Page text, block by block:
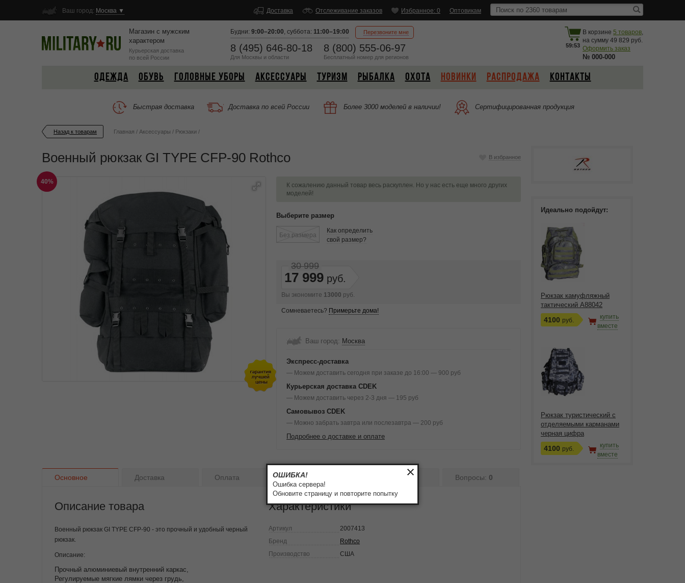
Ваш город: Москва ▼ Доставка Отслеживание заказов Избранное: 0 Оптовикам
Магазин с мужским
характером
Курьерская доставка
по всей России
Будни: 9:00–20:00, суббота: 11:00–19:00
8 (495) 646-80-18
Для Москвы и области
8 (800) 555-06-97
Бесплатный номер для регионов
Перезвоните мне
59:53
В корзине 5 товаров,
на сумму 49 829
Оформить заказ
№ 000-000
ОДЕЖДА ОБУВЬ ГОЛОВНЫЕ УБОРЫ АКСЕССУАРЫ ТУРИЗМ РЫБАЛКА ОХОТА НОВИНКИ РАСПРОДАЖА КОНТАКТЫ
Быстрая доставка Доставка по всей России Более 3000 моделей в наличии! Сертифицированная продукция
Назад к товарам Главная / Аксессуары / Рюкзаки /
Военный рюкзак GI TYPE CFP-90 Rothco В избранное
40%
К сожалению данный товар весь раскуплен. Но у нас есть еще много других
моделей!
Выберите размер
Без размера
Как определить
свой размер?
17 999
30 999
Вы экономите 13000 руб.
Сомневаетесь? Примерьте дома!
Ваш город: Москва
Экспресс-доставка
— Можем доставить сегодня при заказе до 16:00 — 900 руб
Курьерская доставка CDEK
— Можем доставить через 2-3 дня — 195 руб
Самовывоз CDEK
— Можно забрать завтра или послезавтра — 200 руб
Подробнее о доставке и оплате
Основное Доставка Оплата Бренд 0 Вопросы: 0
Описание товара
Военный рюкзак GI TYPE CFP-90 - это прочный и удобный черный
рюкзак.
Описание:
Прочный алюминиевый внутренний каркас,
Регулируемые мягкие лямки через грудь,
Характеристики
Артикул
2007413
Бренд
Rothco
Производство
США
Идеально подойдут:
Рюкзак камуфляжный
тактический A88042
4100 руб.
купить
вместе
Рюкзак туристический с
отделяемыми карманами
черная цифра
4100 руб.
купить
вместе
ОШИБКА!
Ошибка сервера!
Обновите страницу и повторите попытку